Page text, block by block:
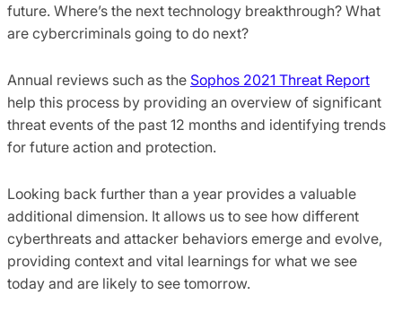
future. Where’s the next technology breakthrough? What
are cybercriminals going to do next?
Annual reviews such as the Sophos 2021 Threat Report
help this process by providing an overview of significant
threat events of the past 12 months and identifying trends
for future action and protection.
Looking back further than a year provides a valuable
additional dimension. It allows us to see how different
cyberthreats and attacker behaviors emerge and evolve,
providing context and vital learnings for what we see
today and are likely to see tomorrow.